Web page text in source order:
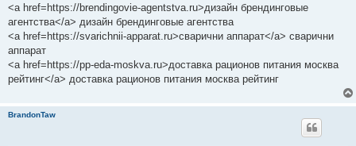
s
a
g
<a href=https://brendingovie-agentstva.ru>дизайн брендинговые
агентства</a> дизайн брендинговые агентства
<a href=https://svarichnii-apparat.ru>сварични аппарат</a> сварични
аппарат
<a href=https://pp-eda-moskva.ru>доставка рационов питания москва
рейтинг</a> доставка рационов питания москва рейтинг
BrandonTaw